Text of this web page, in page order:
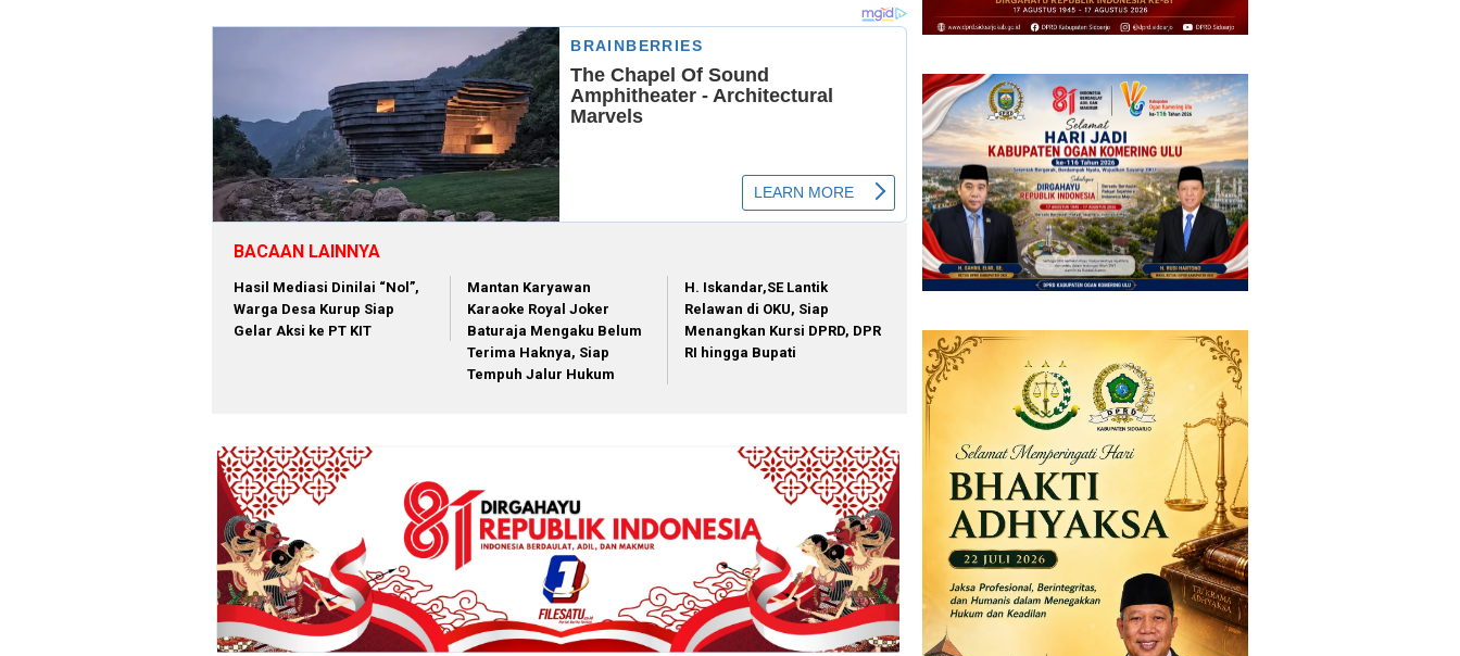
BACAAN LAINNYA
Hasil Mediasi Dinilai “Nol”,
Warga Desa Kurup Siap
Gelar Aksi ke PT KIT
Mantan Karyawan
Karaoke Royal Joker
Baturaja Mengaku Belum
Terima Haknya, Siap
Tempuh Jalur Hukum
H. Iskandar,SE Lantik
Relawan di OKU, Siap
Menangkan Kursi DPRD, DPR
RI hingga Bupati